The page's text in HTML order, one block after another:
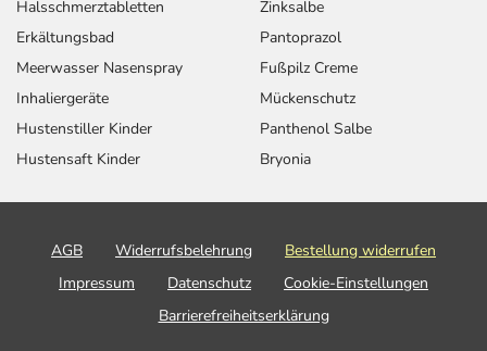
Halsschmerztabletten
Erkältungsbad
Meerwasser Nasenspray
Inhaliergeräte
Hustenstiller Kinder
Hustensaft Kinder
Zinksalbe
Pantoprazol
Fußpilz Creme
Mückenschutz
Panthenol Salbe
Bryonia
AGB Widerrufsbelehrung
Bestellung widerrufen
Impressum
Datenschutz
Cookie-Einstellungen
Barrierefreiheitserklärung